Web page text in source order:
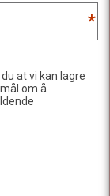
*
at vi kan lagre
om å